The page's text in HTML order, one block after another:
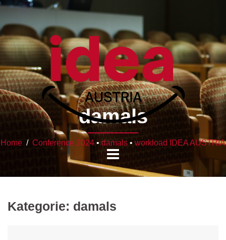
damals
Home / Conference 2024 • damals • workload IDEA AUSTRIA
Kategorie: damals